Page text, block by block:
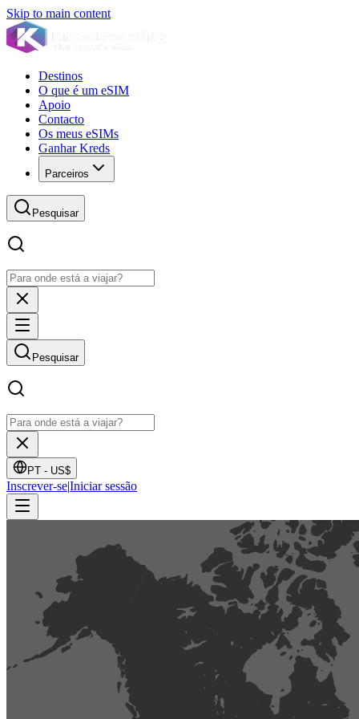
Skip to main content
Destinos
O que é um eSIM
Apoio
Contacto
Os meus eSIMs
Ganhar Kreds
Parceiros
Pesquisar
Pesquisar
PT - US$
Inscrever-se|Iniciar sessão